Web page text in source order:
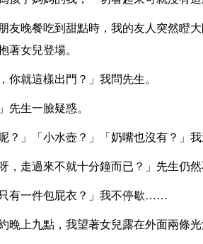
友晚餐吃到甜點時，我的友人突然瞪
著女兒登場。
你就這樣出門？」我問先生。
先生一臉疑惑。
？」「小水壺？」「奶嘴也沒有？」我
，走過來不就十分鐘而已？」先生仍然
只有一件包屁衣？」我不停歇……
晚上九點，我望著女兒露在外面兩條